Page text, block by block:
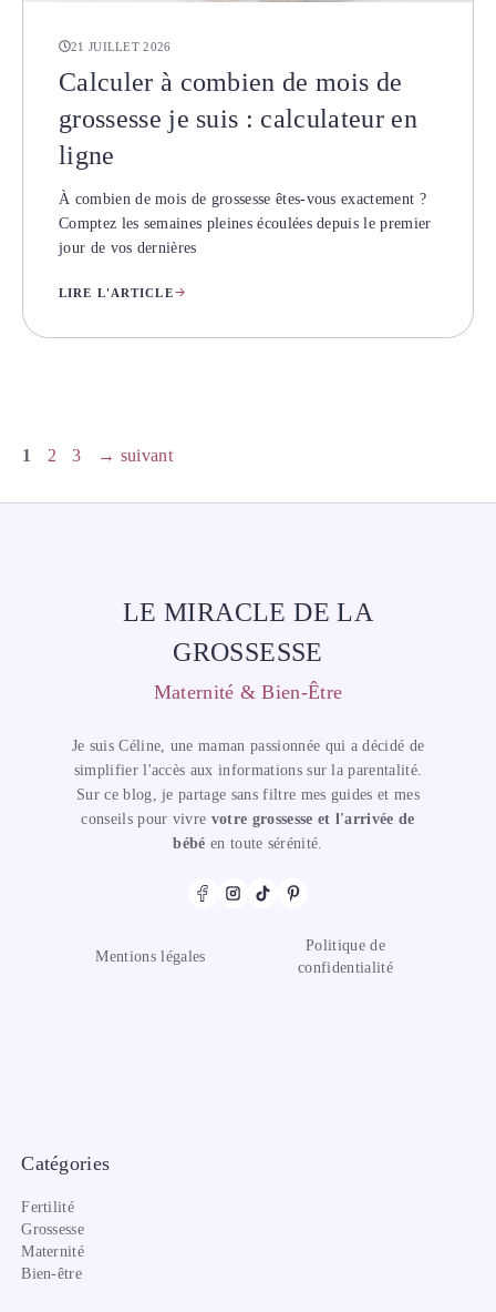
21 JUILLET 2026
Calculer à combien de mois de
grossesse je suis : calculateur en
ligne
À combien de mois de grossesse êtes-vous exactement ?
Comptez les semaines pleines écoulées depuis le premier
jour de vos dernières
LIRE L'ARTICLE
Page
1 Page
2 Page
3 → suivant
LE MIRACLE DE LA
GROSSESSE
Maternité & Bien-Être
Je suis Céline, une maman passionnée qui a décidé de
simplifier l'accès aux informations sur la parentalité.
Sur ce blog, je partage sans filtre mes guides et mes
conseils pour vivre votre grossesse et l'arrivée de
bébé en toute sérénité.
Mentions légales
Politique de
confidentialité
Catégories
Fertilité
Grossesse
Maternité
Bien-être